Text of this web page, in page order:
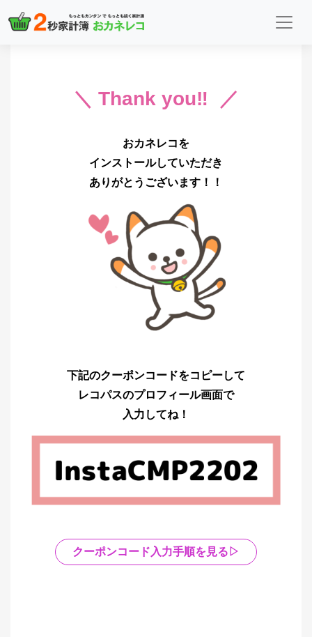
＼ Thank you‼ ／
おカネレコを
インストールしていただき
ありがとうございます！！
下記のクーポンコードをコピーして
レコパスのプロフィール画面で
入力してね！
クーポンコード入力手順を見る▷